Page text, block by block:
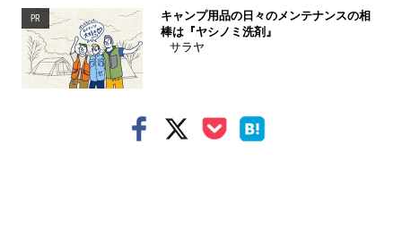
PR
キャンプ用品の日々のメンテナンスの相
棒は『ヤシノミ洗剤』
サラヤ